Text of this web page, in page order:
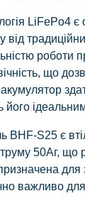
LiFePo4 є
від
роботи
що
його
BHF-S25 є
50Аг, що
для
важливо